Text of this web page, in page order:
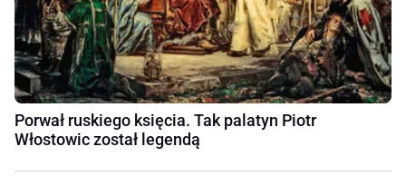
Porwał ruskiego księcia. Tak palatyn Piotr
Włostowic został legendą